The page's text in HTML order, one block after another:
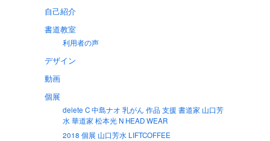
自己紹介
書道教室
利用者の声
デザイン
動画
個展
delete C 中島ナオ 乳がん 作品 支援 書道家 山口芳
水 華道家 松本光 N HEAD WEAR
2018 個展 山口芳水 LIFTCOFFEE